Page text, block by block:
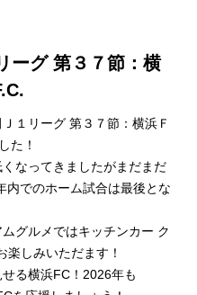
ーグ 第３７節：横
１リーグ 第３７節：横浜Ｆ
た！
なってきましたがまだまだ
内でのホーム試合は最後とな
グルメではキッチンカー ク
楽しみいただます！
る横浜FC！2026年も